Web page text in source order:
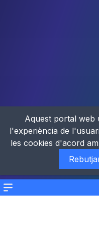
Menu
Aquest portal web
l'experiència de
les cookies d'acord